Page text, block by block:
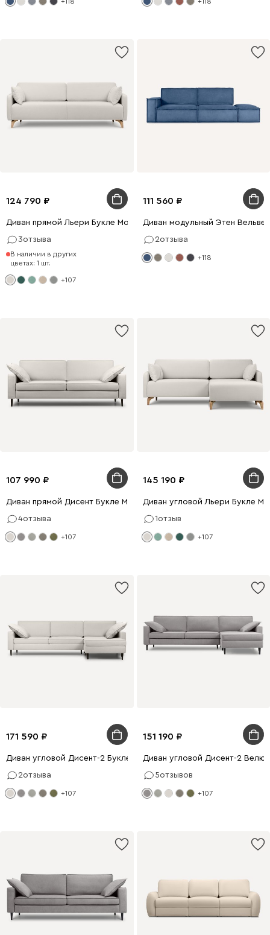
124 790
Диван прямой Льери Букле Молочный
3отзыва
В наличии в других
цветах: 1 шт.
+107
111 560
Диван модульный Этен
2отзыва
+118
107 990
Диван прямой Дисент Букле Молочный
4отзыва
+107
145 190
Диван угловой Льери Букле
1отзыв
+107
171 590
Диван угловой Дисент-2 Букле Молочный
2отзыва
+107
151 190
Диван угловой Дисент-2
5отзывов
+107